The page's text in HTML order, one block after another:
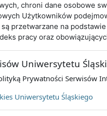
chroni dane osobowe
Użytkowników
przetwarzane na
pracy oraz
Uniwersytetu
Prywatności Serwisów
Uniwersytetu Śląskiego